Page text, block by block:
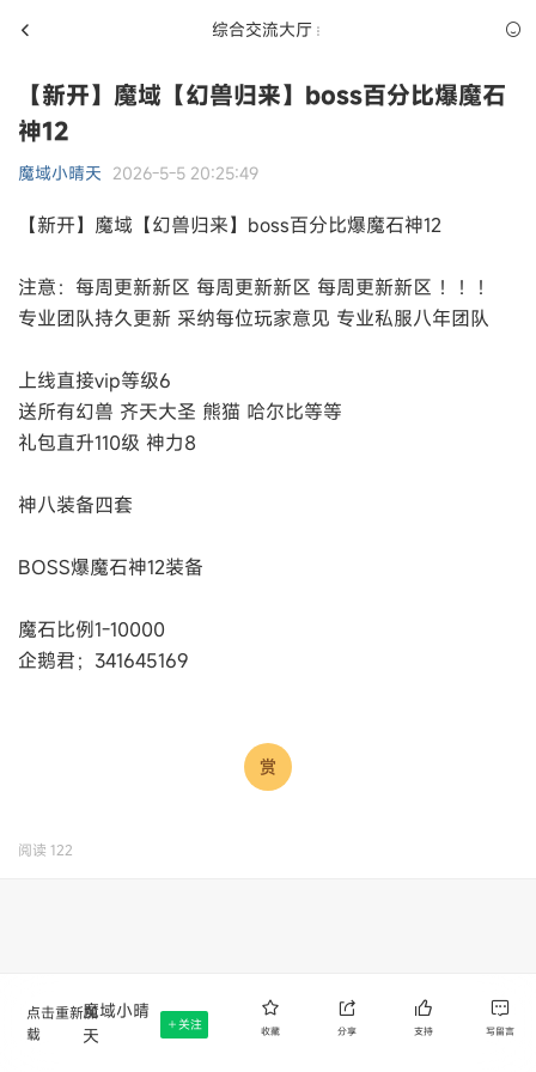
综合交流大厅
【新开】魔域【幻兽归来】boss百分比爆魔石
神12
魔域小晴天 2026-5-5 20:25:49
【新开】魔域【幻兽归来】boss百分比爆魔石神12
注意：每周更新新区 每周更新新区 每周更新新区 ！！！
专业团队持久更新 采纳每位玩家意见 专业私服八年团队
上线直接vip等级6
送所有幻兽 齐天大圣 熊猫 哈尔比等等
礼包直升110级 神力8
神八装备四套
BOSS爆魔石神12装备
魔石比例1-10000
企鹅君；341645169
阅读 122
点击重新加
载
魔域小晴
天
关注 收藏 分享 支持 写留言